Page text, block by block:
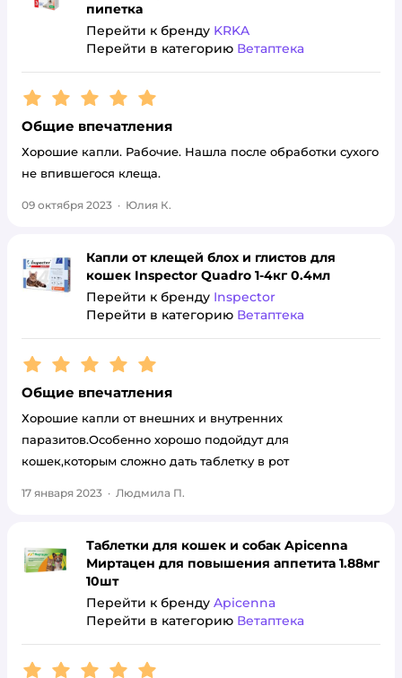
пипетка
Перейти к бренду KRKA
Перейти в категорию Ветаптека
Рейтинг:5
Общие впечатления
Хорошие капли. Рабочие. Нашла после обработки сухого
не впившегося клеща.
09 октября 2023 · Юлия К.
Капли от клещей блох и глистов для
кошек Inspector Quadro 1-4кг 0.4мл
Перейти к бренду Inspector
Перейти в категорию Ветаптека
Рейтинг:5
Общие впечатления
Хорошие капли от внешних и внутренних
паразитов.Особенно хорошо подойдут для
кошек,которым сложно дать таблетку в рот
17 января 2023 · Людмила П.
Таблетки для кошек и собак Apicenna
Миртацен для повышения аппетита 1.88мг
10шт
Перейти к бренду Apicenna
Перейти в категорию Ветаптека
Рейтинг:5